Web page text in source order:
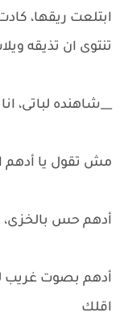
ابتلعت ريقها،
تنتوى ان تذيقه
__شاهنده لباتى،
مش تقول يا أدهم
أدهم حس بالخزى،
أدهم بصوت غريب
اقلك